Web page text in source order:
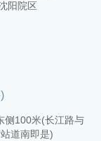
阳院区
侧100米(长江路与
道南即是)